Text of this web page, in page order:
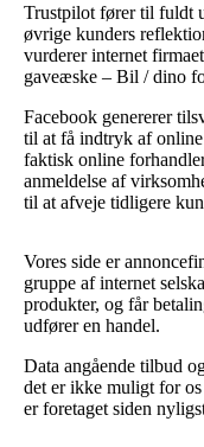
Trustpilot fører til fuldt
øvrige kunders
vurderer internet
gaveæske – Bil / dino
Facebook genererer
til at få indtryk af
faktisk online
anmeldelse af
til at afveje tidligere
Vores side er
gruppe af internet
produkter, og får
udfører en handel.
Data angående tilbud
det er ikke muligt for
er foretaget siden